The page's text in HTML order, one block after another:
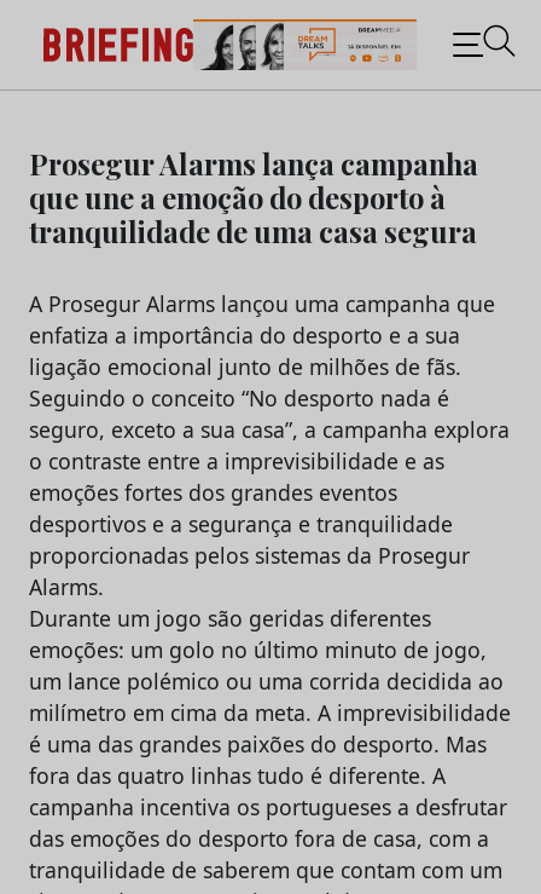
content
Briefing: Todas as notícias sobre os negócios do
Marketing e da Publicidade
Prosegur Alarms lança campanha
que une a emoção do desporto à
tranquilidade de uma casa segura
A Prosegur Alarms lançou uma campanha que
enfatiza a importância do desporto e a sua
ligação emocional junto de milhões de fãs.
Seguindo o conceito “No desporto nada é
seguro, exceto a sua casa”, a campanha explora
o contraste entre a imprevisibilidade e as
emoções fortes dos grandes eventos
desportivos e a segurança e tranquilidade
proporcionadas pelos sistemas da Prosegur
Alarms.
Durante um jogo são geridas diferentes
emoções: um golo no último minuto de jogo,
um lance polémico ou uma corrida decidida ao
milímetro em cima da meta. A imprevisibilidade
é uma das grandes paixões do desporto. Mas
fora das quatro linhas tudo é diferente. A
campanha incentiva os portugueses a desfrutar
das emoções do desporto fora de casa, com a
tranquilidade de saberem que contam com um